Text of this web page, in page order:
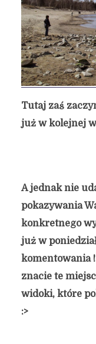
Tutaj zaś
już w kolejnej
A jednak nie
pokazywania
konkretnego
już w
komentowania
znacie te
widoki, które
:>